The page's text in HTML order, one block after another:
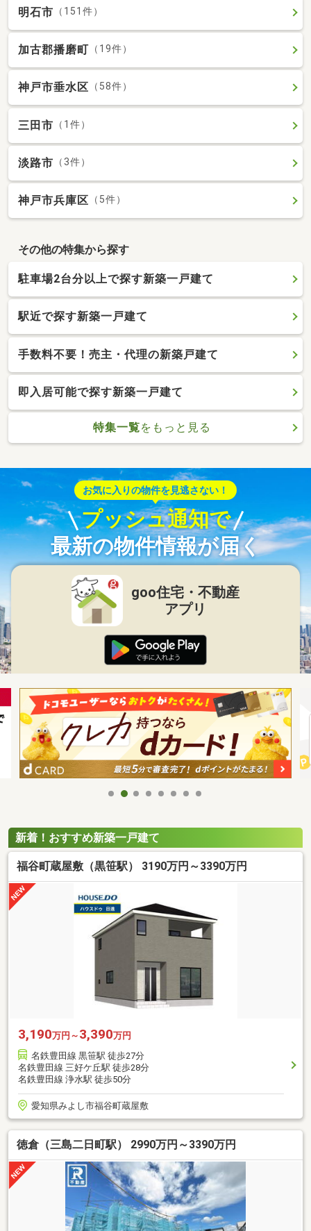
明石市 （151件）
加古郡播磨町 （19件）
神戸市垂水区 （58件）
三田市 （1件）
淡路市 （3件）
神戸市兵庫区 （5件）
その他の特集から探す
駐車場2台分以上で探す新築一戸建て
駅近で探す新築一戸建て
手数料不要！売主・代理の新築戸建て
即入居可能で探す新築一戸建て
特集一覧をもっと見る
お気に入りの物件を見逃さない！
プッシュ通知で
最新の物件情報が届く
goo住宅・不動産
アプリ
新着！おすすめ新築一戸建て
福谷町蔵屋敷（黒笹駅） 3190万円～3390万円
3,190万円～ 3,390万円
名鉄豊田線 黒笹駅 徒歩27分
名鉄豊田線 三好ケ丘駅 徒歩28分
名鉄豊田線 浄水駅 徒歩50分
愛知県みよし市福谷町蔵屋敷
徳倉（三島二日町駅） 2990万円～3390万円